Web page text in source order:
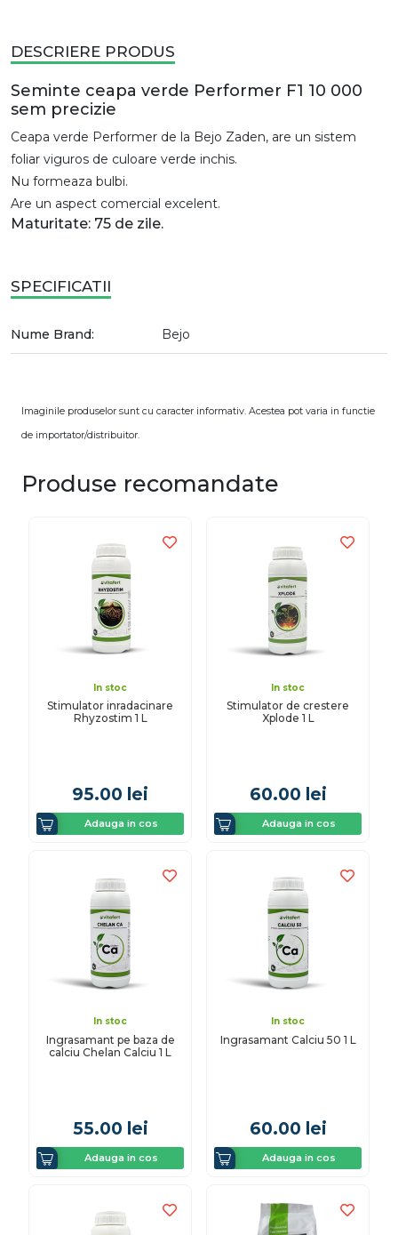
DESCRIERE PRODUS
Seminte ceapa verde Performer F1 10 000
sem precizie
Ceapa verde Performer de la Bejo Zaden, are un sistem
foliar viguros de culoare verde inchis.
Nu formeaza bulbi.
Are un aspect comercial excelent.
Maturitate: 75 de zile.
SPECIFICATII
Nume Brand: Bejo
Imaginile produselor sunt cu caracter informativ. Acestea pot varia in functie
de importator/distribuitor.
Produse recomandate
In stoc
Stimulator inradacinare
Rhyzostim 1 L
95.00 lei
Adauga in cos
In stoc
Stimulator de crestere
Xplode 1 L
60.00 lei
Adauga in cos
In stoc
Ingrasamant pe baza de
calciu Chelan Calciu 1 L
55.00 lei
Adauga in cos
In stoc
Ingrasamant Calciu 50 1 L
60.00 lei
Adauga in cos